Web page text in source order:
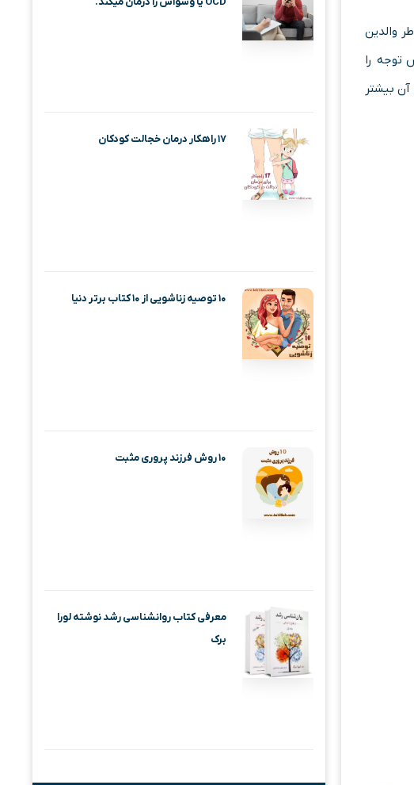
والدین
توجه را
بیشتر
۱۷ راهکار درمان خجالت کودکان
۱۰ توصیه زناشویی از ۱۰ کتاب برتر دنیا
۱۰ روش فرزند پروری مثبت
معرفی کتاب روانشناسی رشد نوشته لورا
برک